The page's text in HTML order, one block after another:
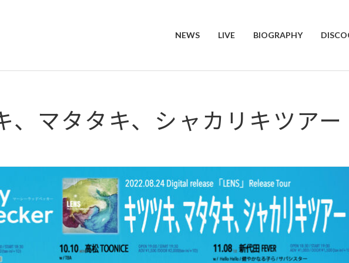
NEWS LIVE BIOGRAPHY
、マタタキ、シャカリキツアー